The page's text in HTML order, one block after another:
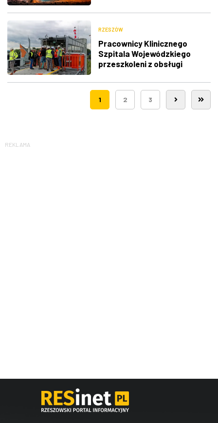
RZESZÓW
Pracownicy Klinicznego
Szpitala Wojewódzkiego
przeszkoleni z obsługi
śmigłowców LPR
1 2 3
REKLAMA